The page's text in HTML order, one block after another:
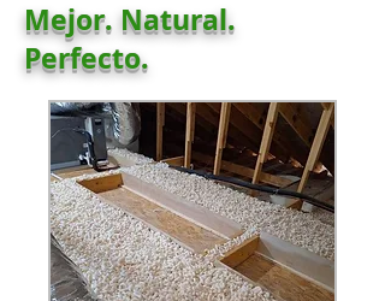
Mejor. Natural.
Perfecto.